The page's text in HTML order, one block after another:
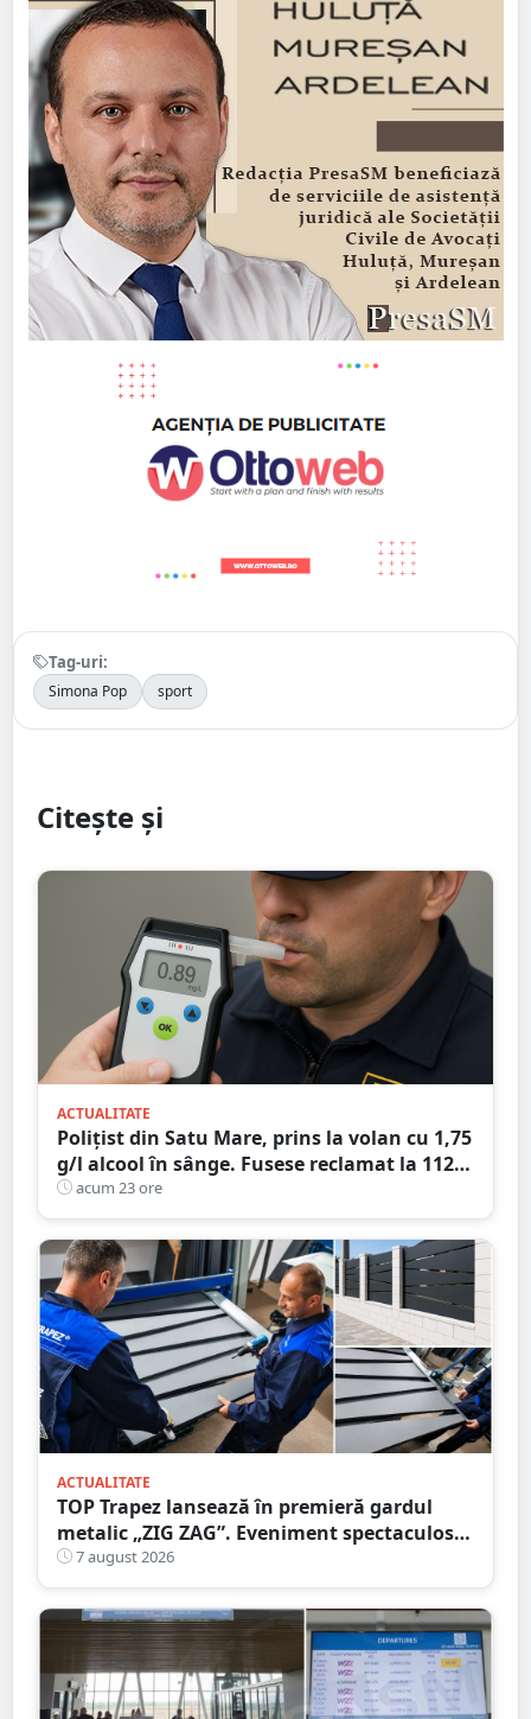
Tag-uri:
Simona Pop sport
Citește și
ACTUALITATE
Polițist din Satu Mare, prins la volan cu 1,75
g/l alcool în sânge. Fusese reclamat la 112
că circula pe contrasens
acum 23 ore
ACTUALITATE
TOP Trapez lansează în premieră gardul
metalic „ZIG ZAG”. Eveniment spectaculos
în Grădina Romei
7 august 2026